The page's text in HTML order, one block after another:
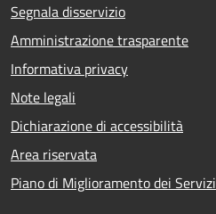
Segnala disservizio
Amministrazione trasparente
Informativa privacy
Note legali
Dichiarazione di accessibilità
Area riservata
Piano di Miglioramento dei Servizi